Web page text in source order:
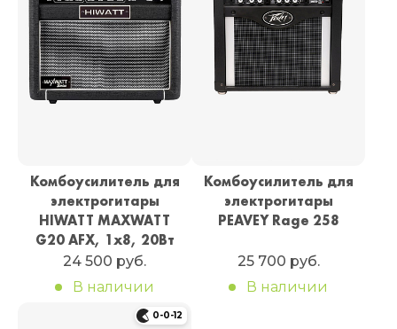
Комбоусилитель для
электрогитары
HIWATT MAXWATT
G20 AFX, 1х8, 20Вт
24 500 руб.
В наличии
Комбоусилитель для
электрогитары
PEAVEY Rage 258
25 700 руб.
В наличии
0-0-12